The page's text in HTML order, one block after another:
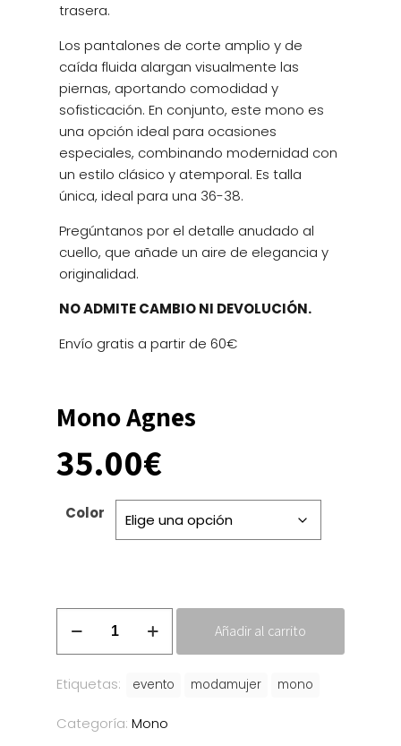
trasera.
Los pantalones de corte amplio y de
caída fluida alargan visualmente las
piernas, aportando comodidad y
sofisticación. En conjunto, este mono es
una opción ideal para ocasiones
especiales, combinando modernidad con
un estilo clásico y atemporal. Es talla
única, ideal para una 36-38.
Pregúntanos por el detalle anudado al
cuello, que añade un aire de elegancia y
originalidad.
NO ADMITE CAMBIO NI DEVOLUCIÓN.
Envío gratis a partir de 60€
Mono Agnes
35.00€
Color
cantidad
Añadir al carrito
Etiquetas: evento modamujer mono
Categoría: Mono